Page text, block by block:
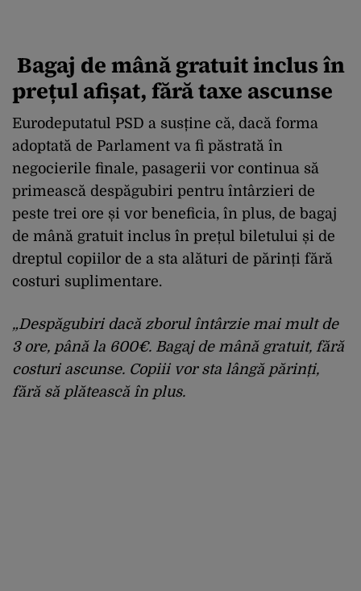
Bagaj de mână gratuit inclus în
prețul afișat, fără taxe ascunse
Eurodeputatul PSD a susține că, dacă forma
adoptată de Parlament va fi păstrată în
negocierile finale, pasagerii vor continua să
primească despăgubiri pentru întârzieri de
peste trei ore și vor beneficia, în plus, de bagaj
de mână gratuit inclus în prețul biletului și de
dreptul copiilor de a sta alături de părinți fără
costuri suplimentare.
„Despăgubiri dacă zborul întârzie mai mult de
3 ore, până la 600€. Bagaj de mână gratuit, fără
costuri ascunse. Copiii vor sta lângă părinți,
fără să plătească în plus.